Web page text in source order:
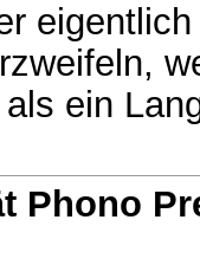
ein
Phono